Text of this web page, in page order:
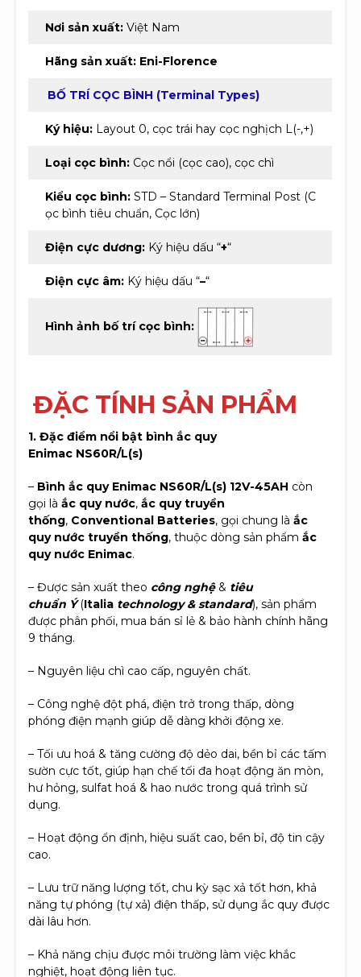
Nơi sản xuất: Việt Nam
Hãng sản xuất: Eni-Florence
BỐ TRÍ CỌC BÌNH (Terminal Types)
Ký hiệu: Layout 0, cọc trái hay cọc nghịch L(-,+)
Loại cọc bình: Cọc nổi (cọc cao), cọc chì
Kiểu cọc bình: STD – Standard Terminal Post (C
ọc bình tiêu chuẩn, Cọc lớn)
Điện cực dương: Ký hiệu dấu “+“
Điện cực âm: Ký hiệu dấu “–“
Hình ảnh bố trí cọc bình:
ĐẶC TÍNH SẢN PHẨM
1. Đặc điểm nổi bật bình ắc quy
Enimac NS60R/L(s)
– Bình ắc quy Enimac NS60R/L(s) 12V-45AH còn
gọi là ắc quy nước, ắc quy truyền
thống, Conventional Batteries, gọi chung là ắc
quy nước truyền thống, thuộc dòng sản phẩm ắc
quy nước Enimac.
– Được sản xuất theo công nghệ& tiêu
chuẩn Ý(Italia technology & standard), sản phẩm
được phân phối, mua bán sỉ lẻ & bảo hành chính hãng
9 tháng.
– Nguyên liệu chì cao cấp, nguyên chất.
– Công nghệ đột phá, điện trở trong thấp, dòng
phóng điện mạnh giúp dễ dàng khởi động xe.
– Tối ưu hoá & tăng cường độ dẻo dai, bền bỉ các tấm
sườn cực tốt, giúp hạn chế tối đa hoạt động ăn mòn,
hư hỏng, sulfat hoá & hao nước trong quá trình sử
dụng.
– Hoạt động ổn định, hiệu suất cao, bền bỉ, độ tin cậy
cao.
– Lưu trữ năng lượng tốt, chu kỳ sạc xả tốt hơn, khả
năng tự phóng (tự xả) điện thấp, sử dụng ắc quy được
dài lâu hơn.
– Khả năng chịu được môi trường làm việc khắc
nghiệt, hoạt động liên tục.